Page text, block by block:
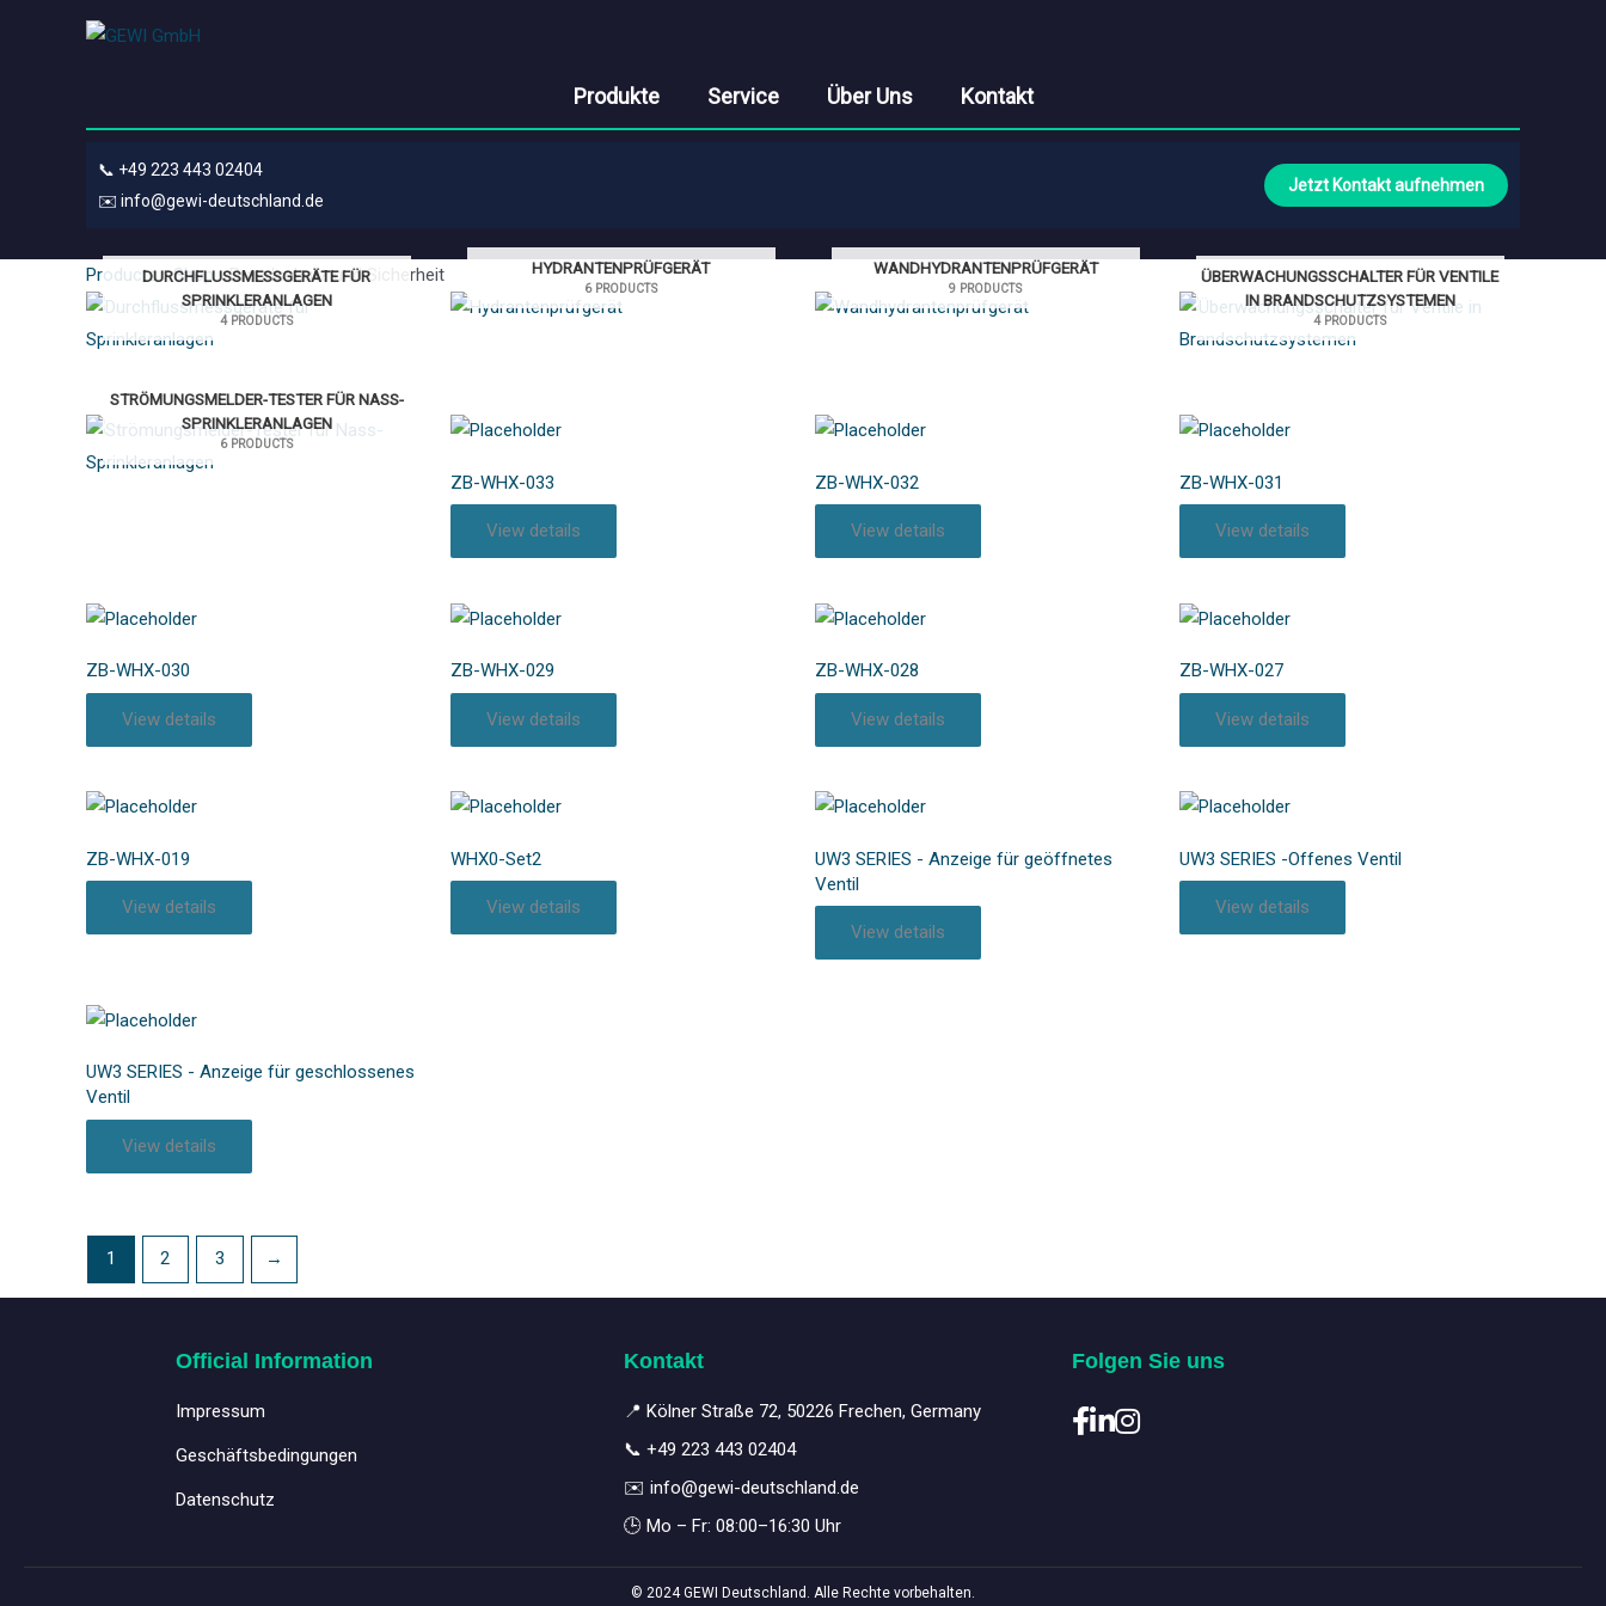
Produkte Service Über Uns Kontakt
📞 +49 223 443 02404
✉️ info@gewi-deutschland.de
Jetzt Kontakt aufnehmen
Products › Shop ›Brandschutz und Sicherheit
DURCHFLUSSMESSGERÄTE FÜR
SPRINKLERANLAGEN
4 PRODUCTS
HYDRANTENPRÜFGERÄT
6 PRODUCTS
WANDHYDRANTENPRÜFGERÄT
9 PRODUCTS
ÜBERWACHUNGSSCHALTER FÜR VENTILE
IN BRANDSCHUTZSYSTEMEN
4 PRODUCTS
STRÖMUNGSMELDER-TESTER FÜR NASS-
SPRINKLERANLAGEN
6 PRODUCTS
ZB-WHX-033
View details
ZB-WHX-032
View details
ZB-WHX-031
View details
ZB-WHX-030
View details
ZB-WHX-029
View details
ZB-WHX-028
View details
ZB-WHX-027
View details
ZB-WHX-019
View details
WHX0-Set2
View details
UW3 SERIES - Anzeige für geöffnetes
Ventil
View details
UW3 SERIES -Offenes Ventil
View details
UW3 SERIES - Anzeige für geschlossenes
Ventil
View details
1 2 3 →
Official Information
Impressum
Geschäftsbedingungen
Datenschutz
Kontakt
📍 Kölner Straße 72, 50226 Frechen, Germany
📞 +49 223 443 02404
✉️ info@gewi-deutschland.de
🕒 Mo – Fr: 08:00–16:30 Uhr
Folgen Sie uns
© 2024 GEWI Deutschland. Alle Rechte vorbehalten.